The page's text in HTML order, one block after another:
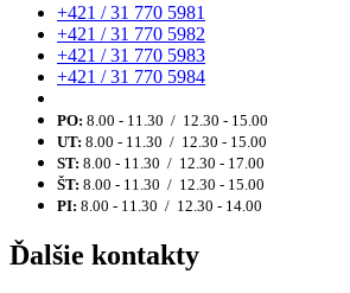
+421 / 31 770 5981
+421 / 31 770 5982
+421 / 31 770 5983
+421 / 31 770 5984
PO: 8.00 - 11.30 / 12.30 - 15.00
UT: 8.00 - 11.30 / 12.30 - 15.00
ST: 8.00 - 11.30 / 12.30 - 17.00
ŠT: 8.00 - 11.30 / 12.30 - 15.00
PI: 8.00 - 11.30 / 12.30 - 14.00
Ďalšie kontakty